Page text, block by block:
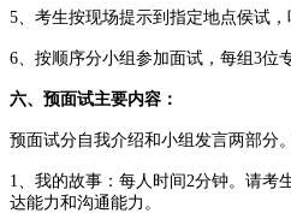
5、考生按现场提示到指定地点侯试
6、按顺序分小组参加面试，每组3位
六、预面试主要内容：
预面试分自我介绍和小组发言两部分
1、我的故事：每人时间2分钟。请考
达能力和沟通能力。